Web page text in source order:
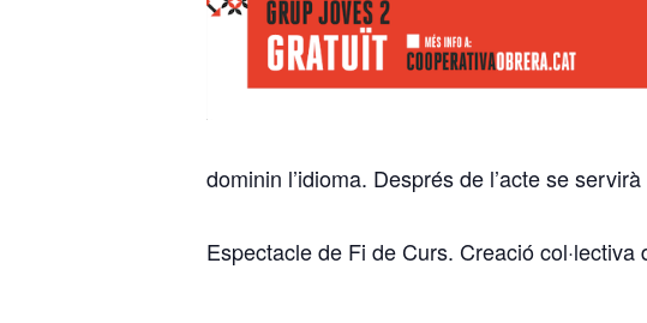
dominin l’idioma. Després de l’acte se servirà
Espectacle de Fi de Curs. Creació